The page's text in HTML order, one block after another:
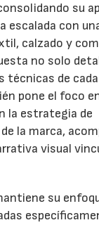
su
escalada con
calzado y
no solo
técnicas de
pone el foco
la estrategia de
la marca,
visual
su